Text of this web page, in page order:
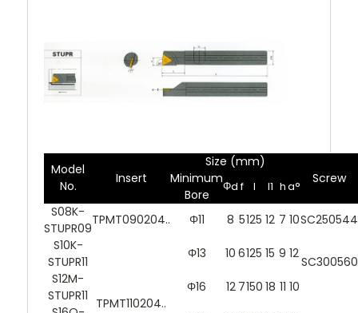
Model
No.
Insert
Size (mm)
Screw
Minimum
Bore
Φdf l l1 ha°
S08K-
STUPR09
TPMT090204.. Φ11 8 5125 12 7 10SC250544
S10K-
STUPR11
TPMT110204..
Φ13 10 6125 15 9 12
SC300560
S12M-
STUPR11
Φ16 12 7150 18 11 10